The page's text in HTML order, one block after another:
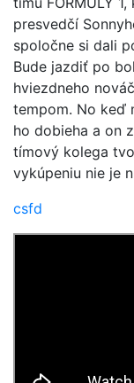
presvedčí
spoločne si dali
Bude jazdiť po
hviezdneho
tempom. No keď
ho dobieha a on
tímový kolega
vykúpeniu nie je
csfd